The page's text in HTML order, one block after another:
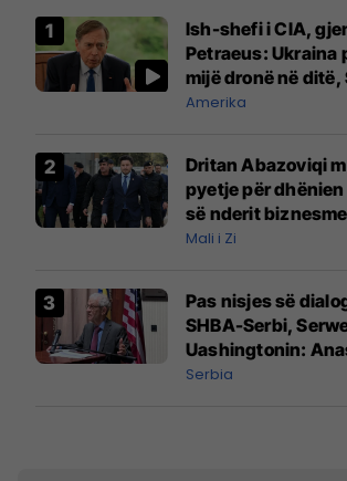
Ish-shefi i CIA,
Petraeus: Ukraina
mijë dronë në ditë,
mbetet shumë
Amerika
Dritan Abazoviqi
pyetje për
së nderit
Mali i Zi
Pas nisjes së
SHBA-Serbi,
Uashingtonin:
Banjskën, sulmin
Serbia